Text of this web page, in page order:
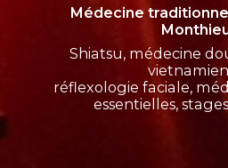
Médecine
Shiatsu, médecine
réflexologie faciale,
essentielles,